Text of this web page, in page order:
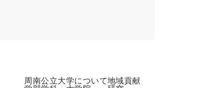
周南公立大学について地域貢献